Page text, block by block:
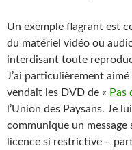
Un exemple flagrant est
du matériel vidéo ou
interdisant toute
J’ai particulièrement aimé
vendait les DVD de « Pas
l’Union des Paysans. Je
communique un
licence si restrictive –